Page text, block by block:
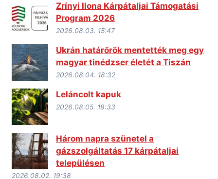
Zrínyi Ilona Kárpátaljai Támogatási
Program 2026
2026.08.03. 15:47
Ukrán határőrök mentették meg egy
magyar tinédzser életét a Tiszán
2026.08.04. 18:32
Leláncolt kapuk
2026.08.05. 18:33
Három napra szünetel a
gázszolgáltatás 17 kárpátaljai
településen
2026.08.02. 19:38